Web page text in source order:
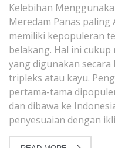
Kelebihan
Meredam Panas paling
memiliki kepopuleran
belakang. Hal ini
yang digunakan
tripleks atau kayu.
pertama-tama
dan dibawa ke
penyesuaian dengan